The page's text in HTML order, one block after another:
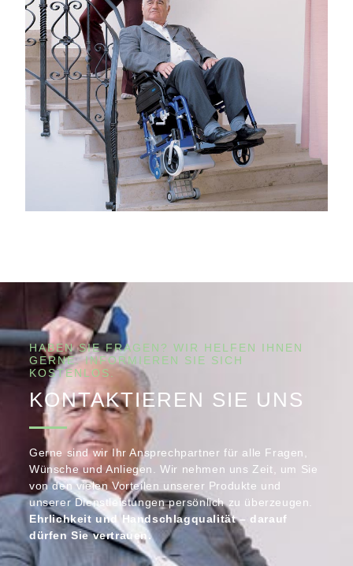
HABEN SIE FRAGEN? WIR HELFEN IHNEN
GERNE. INFORMIEREN SIE SICH
KOSTENLOS.
KONTAKTIEREN SIE UNS
Gerne sind wir Ihr Ansprechpartner für alle Fragen,
Wünsche und Anliegen. Wir nehmen uns Zeit, um Sie
von den vielen Vorteilen unserer Produkte und
unserer Dienstleistungen persönlich zu überzeugen.
Ehrlichkeit und Handschlagqualität – darauf
dürfen Sie vertrauen.